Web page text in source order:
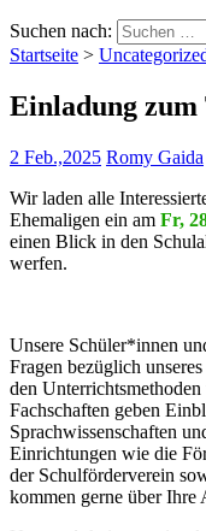
Suchen nach:
Startseite >
Einladung zum
2 Feb.,2025 Romy Gaida
Wir laden alle
Ehemaligen ein am Fr,
einen Blick in den
werfen.
Unsere Schüler*innen
Fragen bezüglich
den
Fachschaften geben
Sprachwissenschaften
Einrichtungen wie die
der Schulförderverein
kommen gerne über Ihre